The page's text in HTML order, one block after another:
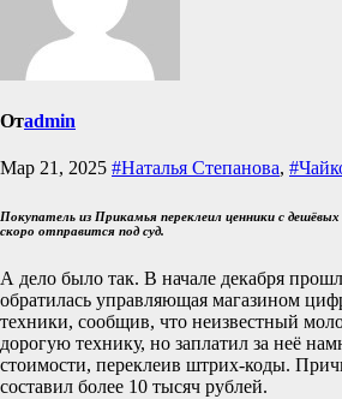
Отadmin
Мар 21, 2025 #Наталья Степанова,
Покупатель из Прикамья переклеил ценники с
скоро отправится под суд.
А дело было так. В начале декабря
обратилась управляющая магазином
техники, сообщив, что неизвестный
дорогую технику, но заплатил за неё
стоимости, переклеив штрих-коды.
составил более 10 тысяч рублей.